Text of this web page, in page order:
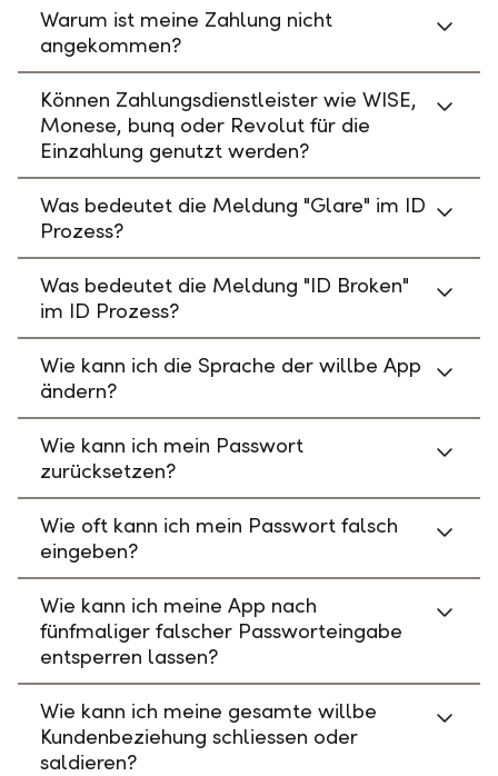
Warum ist meine Zahlung nicht
angekommen?
Können Zahlungsdienstleister wie WISE,
Monese, bunq oder Revolut für die
Einzahlung genutzt werden?
Was bedeutet die Meldung "Glare" im ID
Prozess?
Was bedeutet die Meldung "ID Broken"
im ID Prozess?
Wie kann ich die Sprache der willbe App
ändern?
Wie kann ich mein Passwort
zurücksetzen?
Wie oft kann ich mein Passwort falsch
eingeben?
Wie kann ich meine App nach
fünfmaliger falscher Passworteingabe
entsperren lassen?
Wie kann ich meine gesamte willbe
Kundenbeziehung schliessen oder
saldieren?